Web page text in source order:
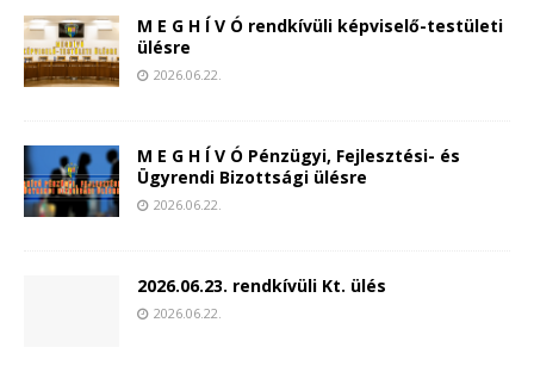
M E G H Í V Ó rendkívüli képviselő-testületi
ülésre
2026.06.22.
M E G H Í V Ó Pénzügyi, Fejlesztési- és
Ügyrendi Bizottsági ülésre
2026.06.22.
2026.06.23. rendkívüli Kt. ülés
2026.06.22.